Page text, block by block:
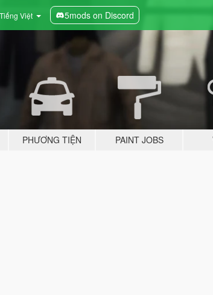
Tiếng Việt 5mods on Discord
PHƯƠNG TIỆN PAINT JOBS